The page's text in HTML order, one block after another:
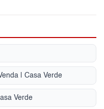
| Casa Verde
Verde